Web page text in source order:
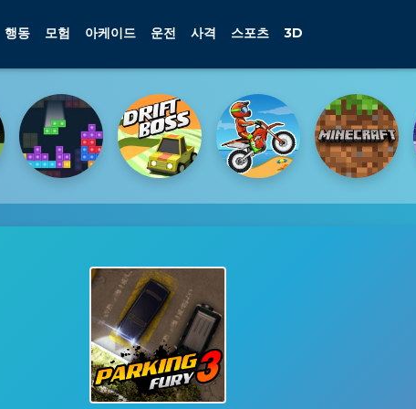
행동 모험 아케이드 운전 사격 스포츠 3D